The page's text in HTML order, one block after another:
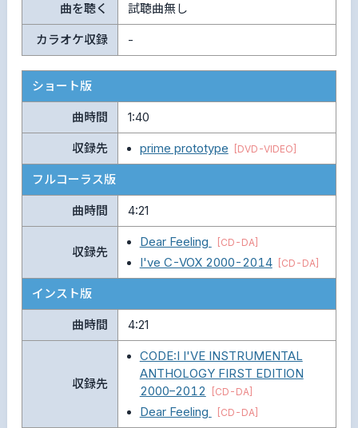
曲を聴く 試聴曲無し
カラオケ収録 -
ショート版
曲時間 1:40
収録先 prime prototype [DVD-VIDEO]
フルコーラス版
曲時間 4:21
収録先
Dear Feeling [CD-DA]
I've C-VOX 2000-2014 [CD-DA]
インスト版
曲時間 4:21
収録先
CODE:I I'VE INSTRUMENTAL
ANTHOLOGY FIRST EDITION
2000–2012
[CD-DA]
Dear Feeling [CD-DA]